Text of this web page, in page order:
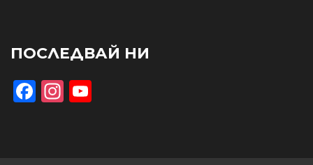
ПОСЛЕДВАЙ НИ
Facebook
Instagram